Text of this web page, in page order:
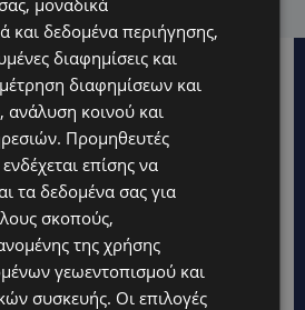
μοναδικά
και δεδομένα περιήγησης,
διαφημίσεις και
διαφημίσεων και
ανάλυση κοινού και
Προμηθευτές
ενδέχεται επίσης να
τα δεδομένα σας για
σκοπούς,
της χρήσης
γεωεντοπισμού και
συσκευής. Οι επιλογές